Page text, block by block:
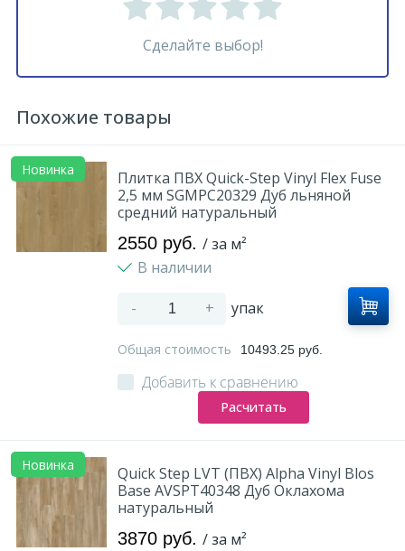
Сделайте выбор!
Похожие товары
Новинка
Плитка ПВХ Quick-Step Vinyl Flex Fuse
2,5 мм SGMPC20329 Дуб льняной
средний натуральный
2550 руб. / за м²
В наличии
- + упак
Общая стоимость 10493.25 руб.
Добавить к сравнению
Расчитать
Новинка
Quick Step LVT (ПВХ) Alpha Vinyl Blos
Base AVSPT40348 Дуб Оклахома
натуральный
3870 руб. / за м²